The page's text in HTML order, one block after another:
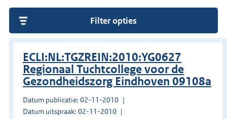
Filter opties
ECLI:NL:TGZREIN:2010:YG0627
Regionaal Tuchtcollege voor de
Gezondheidszorg Eindhoven 09108a
Datum publicatie: 02-11-2010
Datum uitspraak: 02-11-2010